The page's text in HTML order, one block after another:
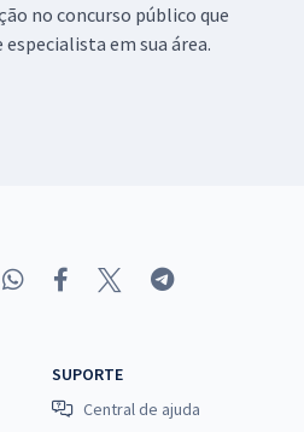
no concurso público que
em sua área.
SUPORTE
Central de ajuda